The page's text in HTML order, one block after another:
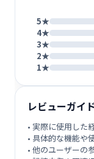
5★
4★
3★
2★
1★
レビューガイ
• 実際に使用した
• 具体的な機能や
• 他のユーザーの